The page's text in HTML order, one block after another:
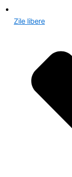
Zile libere